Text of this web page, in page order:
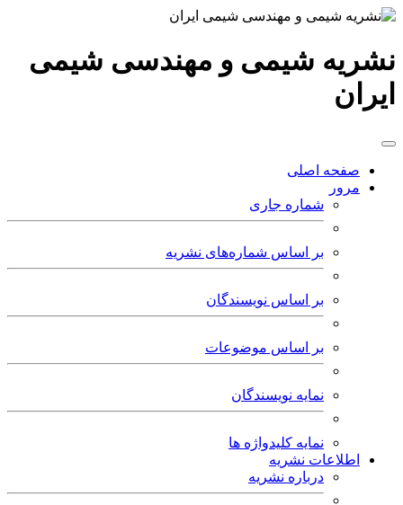
نشریه شیمی و مهندسی شیمی
ایران
صفحه اصلی
مرور
شماره جاری
بر اساس شماره‌های نشریه
بر اساس نویسندگان
بر اساس موضوعات
نمایه نویسندگان
نمایه کلیدواژه ها
اطلاعات نشریه
درباره نشریه